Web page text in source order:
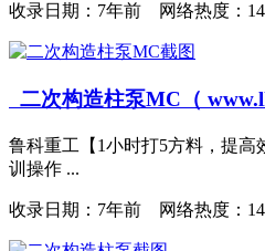
收录日期： 7年前 网络热度：
二次构造柱泵MC（
鲁科重工【1小时打5方料，提高
训操作 ...
收录日期： 7年前 网络热度：